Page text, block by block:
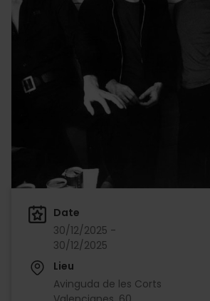
Date
30/12/2025 -
30/12/2025
Lieu
Avinguda de les Corts